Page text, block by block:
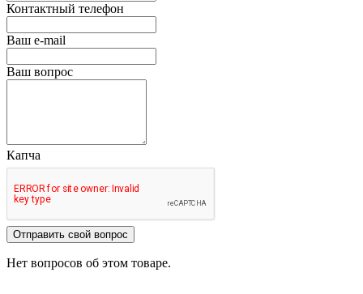
Контактный телефон
Ваш e-mail
Ваш вопрос
Капча
Отправить свой вопрос
Нет вопросов об этом товаре.